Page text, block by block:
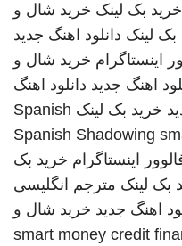
خرید بک لینک خرید شال و
بک لینک دانلود اهنگ جدید
اینستاگرام خرید شال و
اهنگ جدید دانلود اهنگ
خرید بک لینک Spanish
Spanish Shadowing
اینستاگرام خرید بک
بک لینک مترجم انگلیسی
اهنگ جدید خرید شال و
smart money credit